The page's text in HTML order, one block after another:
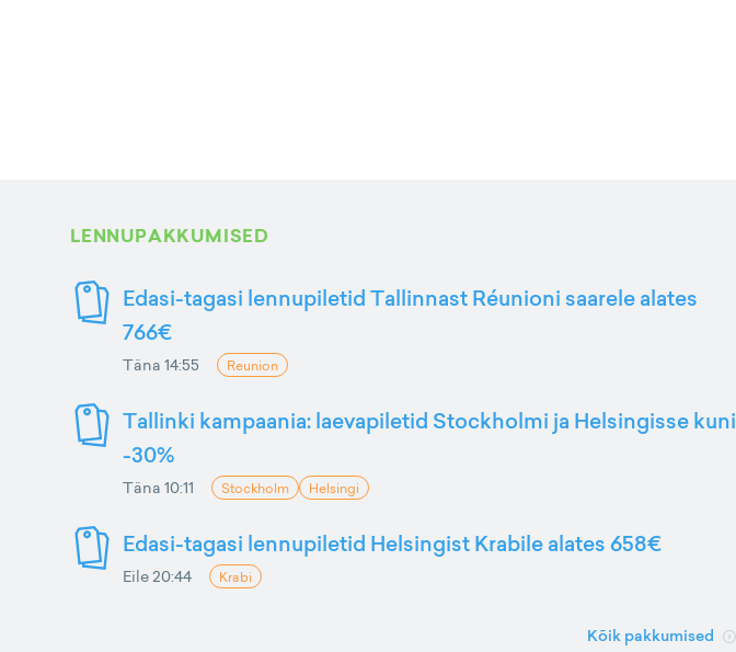
LENNUPAKKUMISED
Edasi-tagasi lennupiletid Tallinnast Réunioni saarele alates
766€
Täna 14:55 Reunion
Tallinki kampaania: laevapiletid Stockholmi ja Helsingisse kuni
-30%
Täna 10:11 Stockholm Helsingi
Edasi-tagasi lennupiletid Helsingist Krabile alates 658€
Eile 20:44 Krabi
Kõik pakkumised